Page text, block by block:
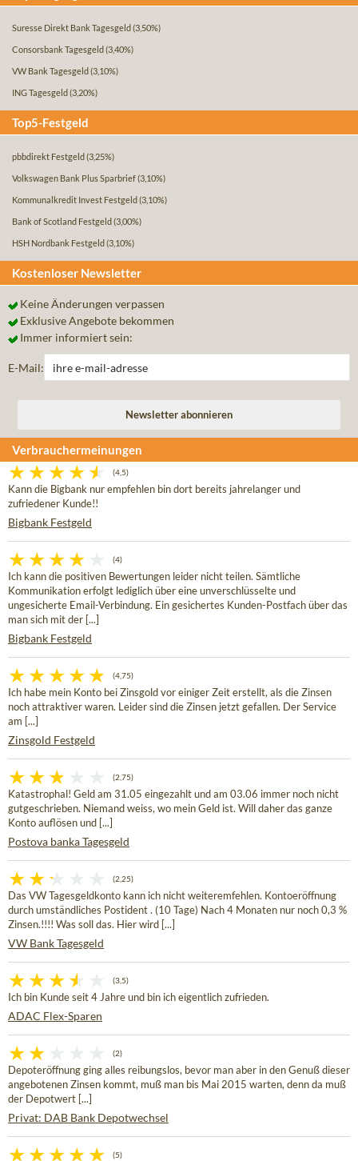
Suresse Direkt Bank Tagesgeld (3,50%)
Consorsbank Tagesgeld (3,40%)
VW Bank Tagesgeld (3,10%)
ING Tagesgeld (3,20%)
Top5-Festgeld
pbbdirekt Festgeld (3,25%)
Volkswagen Bank Plus Sparbrief(3,10%)
Kommunalkredit Invest Festgeld (3,10%)
Bank of Scotland Festgeld (3,00%)
HSH Nordbank Festgeld (3,10%)
Kostenloser Newsletter
Keine Änderungen verpassen
Exklusive Angebote bekommen
Immer informiert sein:
E-Mail:
Verbrauchermeinungen
(4,5)
Kann die Bigbank nur empfehlen bin dort bereits jahrelanger und
zufriedener Kunde!!
Bigbank Festgeld
(4)
Ich kann die positiven Bewertungen leider nicht teilen. Sämtliche
Kommunikation erfolgt lediglich über eine unverschlüsselte und
ungesicherte Email-Verbindung. Ein gesichertes Kunden-Postfach über das
man sich mit der [...]
Bigbank Festgeld
(4,75)
Ich habe mein Konto bei Zinsgold vor einiger Zeit erstellt, als die Zinsen
noch attraktiver waren. Leider sind die Zinsen jetzt gefallen. Der Service
am [...]
Zinsgold Festgeld
(2,75)
Katastrophal! Geld am 31.05 eingezahlt und am 03.06 immer noch nicht
gutgeschrieben. Niemand weiss, wo mein Geld ist. Will daher das ganze
Konto auflösen und [...]
Postova banka Tagesgeld
(2,25)
Das VW Tagesgeldkonto kann ich nicht weiteremfehlen. Kontoeröffnung
durch umständliches Postident . (10 Tage) Nach 4 Monaten nur noch 0,3 %
Zinsen.!!!! Was soll das. Hier wird [...]
VW Bank Tagesgeld
(3,5)
Ich bin Kunde seit 4 Jahre und bin ich eigentlich zufrieden.
ADAC Flex-Sparen
(2)
Depoteröffnung ging alles reibungslos, bevor man aber in den Genuß dieser
angebotenen Zinsen kommt, muß man bis Mai 2015 warten, denn da muß
der Depotwert [...]
Privat: DAB Bank Depotwechsel
(5)